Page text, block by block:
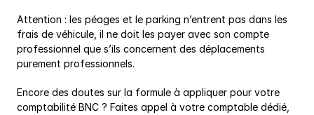
Attention : les péages et le parking n’entrent pas dans les
frais de véhicule, il ne doit les payer avec son compte
professionnel que s’ils concernent des déplacements
purement professionnels.
Encore des doutes sur la formule à appliquer pour votre
comptabilité BNC ? Faites appel à votre comptable dédié,